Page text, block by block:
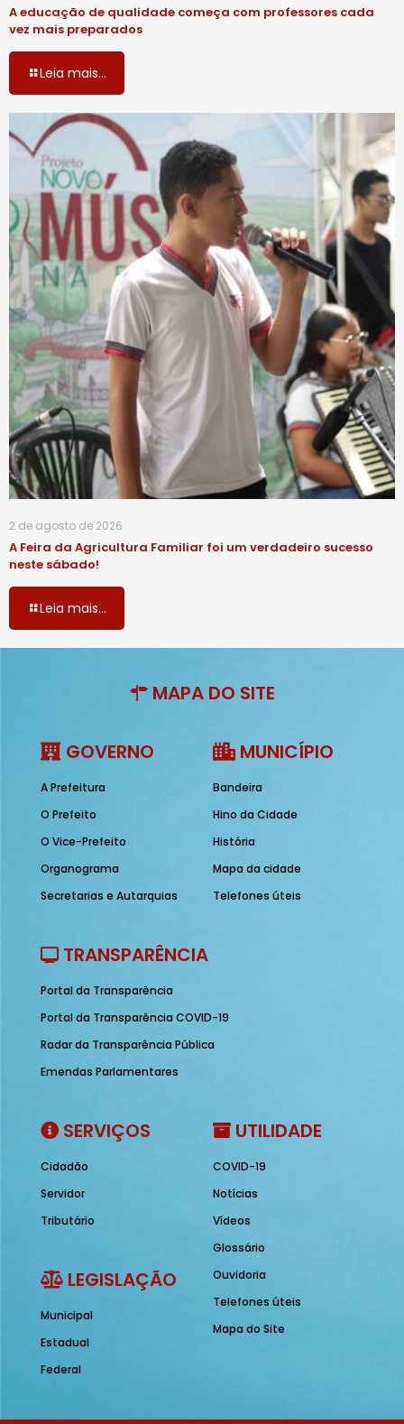
A educação de qualidade começa com professores cada
vez mais preparados
Leia mais...
2 de agosto de 2026
A Feira da Agricultura Familiar foi um verdadeiro sucesso
neste sábado!
Leia mais...
MAPA DO SITE
GOVERNO
A Prefeitura
O Prefeito
O Vice-Prefeito
Organograma
Secretarias e Autarquias
MUNICÍPIO
Bandeira
Hino da Cidade
História
Mapa da cidade
Telefones úteis
TRANSPARÊNCIA
Portal da Transparência
Portal da Transparência COVID-19
Radar da Transparência Pública
Emendas Parlamentares
SERVIÇOS
Cidadão
Servidor
Tributário
LEGISLAÇÃO
Municipal
Estadual
Federal
UTILIDADE
COVID-19
Notícias
Vídeos
Glossário
Ouvidoria
Telefones úteis
Mapa do Site